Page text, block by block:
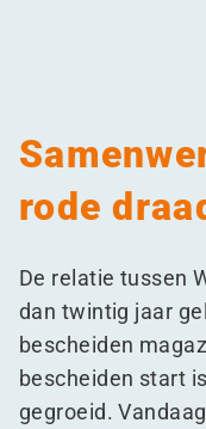
rode
De relatie tussen
dan twintig jaar
bescheiden
bescheiden start
gegroeid.